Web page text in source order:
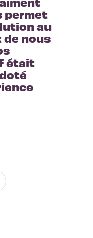
permet
au
de nous
était